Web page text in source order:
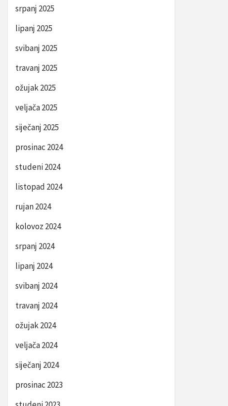
srpanj 2025
lipanj 2025
svibanj 2025
travanj 2025
ožujak 2025
veljača 2025
siječanj 2025
prosinac 2024
studeni 2024
listopad 2024
rujan 2024
kolovoz 2024
srpanj 2024
lipanj 2024
svibanj 2024
travanj 2024
ožujak 2024
veljača 2024
siječanj 2024
prosinac 2023